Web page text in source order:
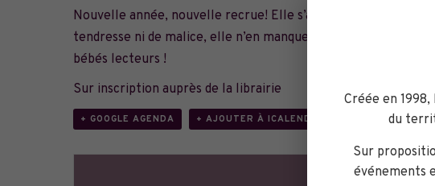
Nouvelle année, nouvelle recrue! Elle s’appelle Sara Hug,
tendresse ni de malice, elle n’en manque pas pour enchanter
bébés lecteurs !
Sur inscription auprès de la librairie
+ GOOGLE AGENDA + AJOUTER À ICALENDAR
Créée en
du
Sur
événements